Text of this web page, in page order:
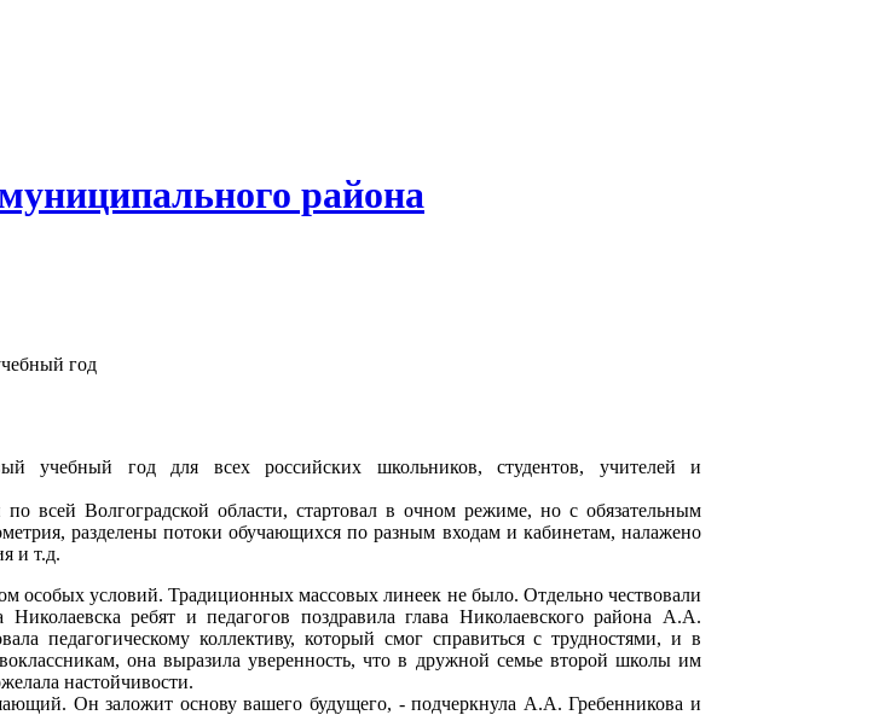
района
год
учебный год для всех российских школьников, студентов, учителей и
всей Волгоградской области, стартовал в очном режиме, но с обязательным
разделены потоки обучающихся по разным входам и кабинетам, налажено
и т.д.
особых условий. Традиционных массовых линеек не было. Отдельно чествовали
ребят и педагогов поздравила глава Николаевского района А.А.
педагогическому коллективу, который смог справиться с трудностями, и в
она выразила уверенность, что в дружной семье второй школы им
настойчивости.
Он заложит основу вашего будущего, - подчеркнула А.А. Гребенникова и